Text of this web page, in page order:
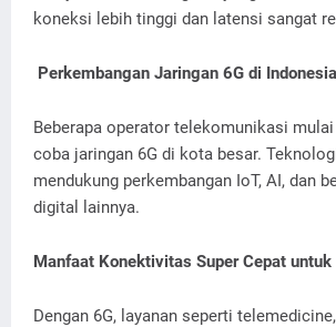
koneksi lebih tinggi dan latensi sangat
Perkembangan Jaringan 6G di Indonesia
Beberapa operator telekomunikasi
coba jaringan 6G di kota besar.
mendukung perkembangan IoT, AI, dan
digital lainnya.
Manfaat Konektivitas Super Cepat
Dengan 6G, layanan seperti